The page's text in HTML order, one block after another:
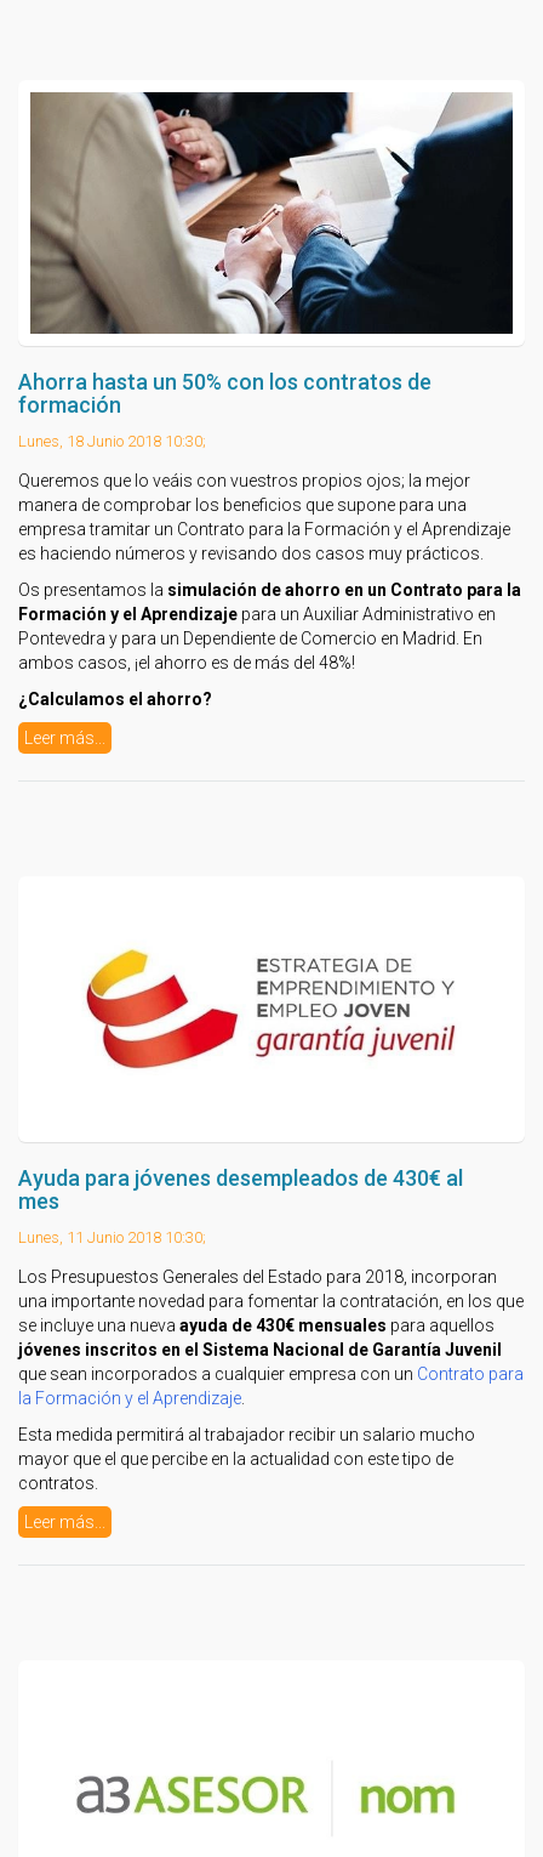
Ahorra hasta un 50% con los contratos de
formación
Lunes, 18 Junio 2018 10:30;
Queremos que lo veáis con vuestros propios ojos; la mejor
manera de comprobar los beneficios que supone para una
empresa tramitar un Contrato para la Formación y el Aprendizaje
es haciendo números y revisando dos casos muy prácticos.
Os presentamos la simulación de ahorro en un Contrato para la
Formación y el Aprendizaje para un Auxiliar Administrativo en
Pontevedra y para un Dependiente de Comercio en Madrid. En
ambos casos, ¡el ahorro es de más del 48%!
¿Calculamos el ahorro?
Leer más...
Ayuda para jóvenes desempleados de 430€ al
mes
Lunes, 11 Junio 2018 10:30;
Los Presupuestos Generales del Estado para 2018, incorporan
una importante novedad para fomentar la contratación, en los que
se incluye una nueva ayuda de 430€ mensuales para aquellos
jóvenes inscritos en el Sistema Nacional de Garantía Juvenil
que sean incorporados a cualquier empresa con un Contrato para
la Formación y el Aprendizaje
Esta medida permitirá al trabajador recibir un salario mucho
mayor que el que percibe en la actualidad con este tipo de
contratos.
Leer más...